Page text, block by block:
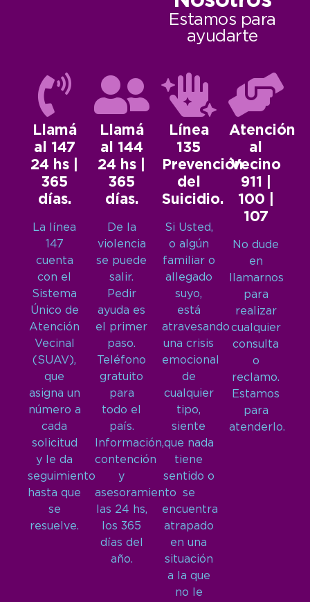
Estamos para
ayudarte
Llamá
al 147
24 hs |
365
días.
La línea
147
cuenta
con el
Sistema
Único de
Atención
Vecinal
(SUAV),
que
asigna un
número a
cada
solicitud
y le da
seguimiento
hasta que
se
resuelve.
Llamá
al 144
24 hs |
365
días.
De la
violencia
se puede
salir.
Pedir
ayuda es
el primer
paso.
Teléfono
gratuito
para
todo el
país.
Información,
contención
y
asesoramiento
las 24 hs,
los 365
días del
año.
Línea
135
Prevención
del
Suicidio.
Si Usted,
o algún
familiar o
allegado
suyo,
está
atravesando
una crisis
emocional
de
cualquier
tipo,
siente
que nada
tiene
sentido o
se
encuentra
atrapado
en una
situación
a la que
no le
Atención
al
Vecino
911 |
100 |
107
No dude
en
llamarnos
para
realizar
cualquier
consulta
o
reclamo.
Estamos
para
atenderlo.